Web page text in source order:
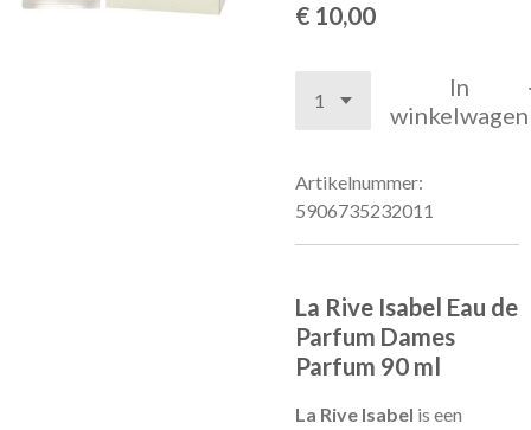
€ 10,00
In
winkelwagen
Artikelnummer:
5906735232011
La Rive Isabel Eau de
Parfum Dames
Parfum 90 ml
La Rive Isabel is een